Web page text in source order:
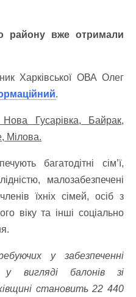
району вже отримали
Харківської ОВА Олег
.
Гусарівка, Байрак,
Мілова.
багатодітні сім’ї,
малозабезпечені
їхніх сімей, осіб з
віку та інші соціально
у забезпеченні
у вигляді балонів зі
становить 22 440